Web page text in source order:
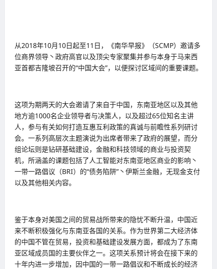
从2018年10月10日起至11日，《南华早报》（SCMP）邀请多
位商界领导丶政府高官以及顶尖专家聚集并参与本身于马来西
亚首都吉隆坡召开的“中国大会”，以便探讨区域间的重要课题。
这项为期两天的大会邀请了来自于中国，东南亚地区以及其他
地方逾1000名企业领导者与决策人，以及超过65位知名主讲
人，参与有关如何打造互惠互利政策的真诚与前瞻性系列研讨
会。一系列高层次主题演说为出席者带来了政府的展望，而分
组论坛则是钻研基础建设，金融和科技领域的商业与投资契
机，所涵盖的课题包括了人工智能对东南亚地区商业的影响丶
一带一路倡议（BRI）的“债务陷阱”丶伊斯兰金融，无现金支付
以及其他相关内容。
鉴于本身对美国之间的贸易战所带来的隐忧不断升温，中国近
来不断积极强化与东南亚各国的关系。作为世界第二大经济体
的中国不管在贸易，投资和基础建设发展方面，都成为了东南
亚区域成员国的主要伙伴之一。这项关系预计将会在接下来的
十年内进一步增加，因中国的一带一路倡议和不断成长的经济